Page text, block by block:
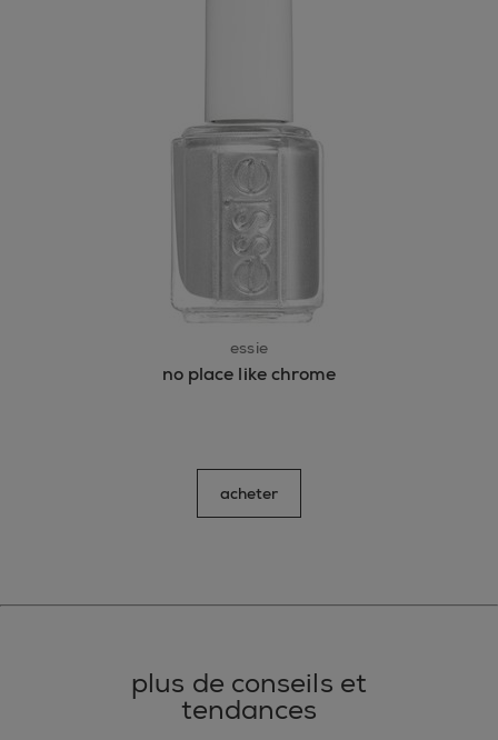
essie
no place like chrome
acheter
plus de conseils et
tendances